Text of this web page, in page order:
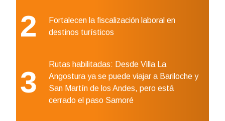
2
Fortalecen la fiscalización laboral en
destinos turísticos
3
Rutas habilitadas: Desde Villa La
Angostura ya se puede viajar a Bariloche y
San Martín de los Andes, pero está
cerrado el paso Samoré